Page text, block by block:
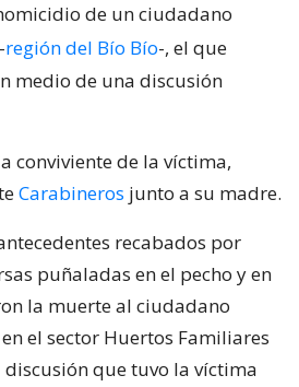
de un ciudadano
región del Bío Bío-, el que
medio de una discusión
conviviente de la víctima,
Carabineros junto a su madre.
recabados por
puñaladas en el pecho y en
la muerte al ciudadano
el sector Huertos Familiares
discusión que tuvo la víctima